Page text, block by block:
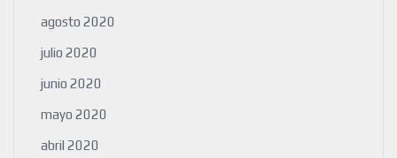
agosto 2020
julio 2020
junio 2020
mayo 2020
abril 2020